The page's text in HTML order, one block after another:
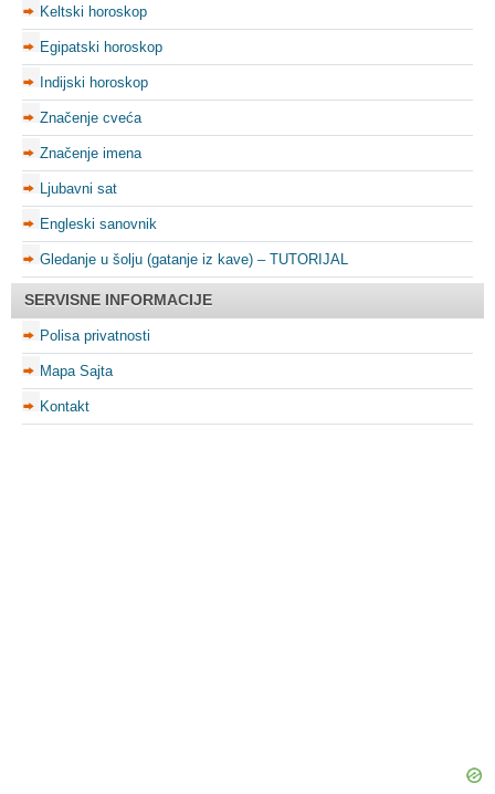
Keltski horoskop
Egipatski horoskop
Indijski horoskop
Značenje cveća
Značenje imena
Ljubavni sat
Engleski sanovnik
Gledanje u šolju (gatanje iz kave) – TUTORIJAL
SERVISNE INFORMACIJE
Polisa privatnosti
Mapa Sajta
Kontakt